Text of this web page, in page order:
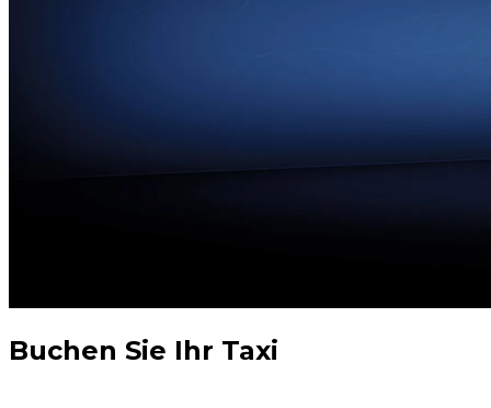
Buchen Sie Ihr Taxi